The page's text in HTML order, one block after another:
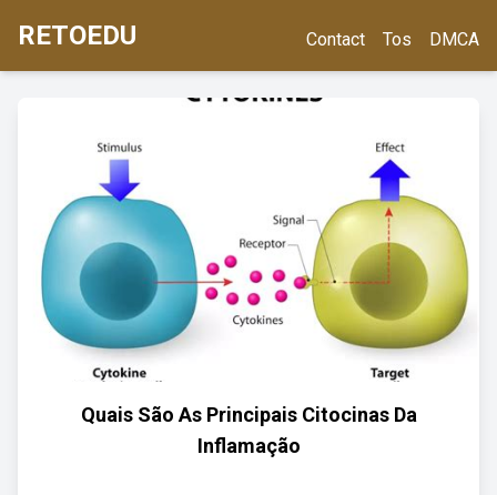
RETOEDU Contact Tos DMCA
Quais São As Principais Citocinas Da
Inflamação